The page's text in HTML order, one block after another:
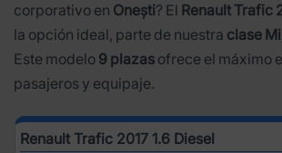
corporativo en Onești? El Renault Trafic
la opción ideal, parte de nuestra clase
Este modelo 9 plazas ofrece el máximo
pasajeros y equipaje.
Renault Trafic 2017 1.6 Diesel